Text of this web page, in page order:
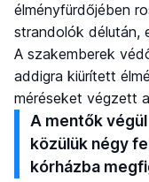
élményfürdőjében
strandolók délután,
A szakemberek
addigra kiürített
méréseket végzett
A mentők
közülük négy
kórházba